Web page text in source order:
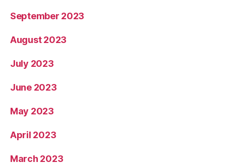
September 2023
August 2023
July 2023
June 2023
May 2023
April 2023
March 2023